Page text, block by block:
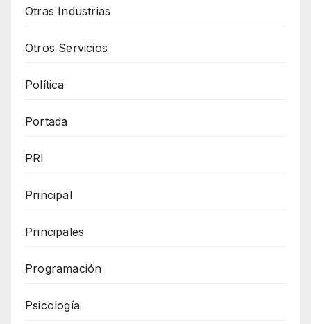
Otras Industrias
Otros Servicios
Política
Portada
PRI
Principal
Principales
Programación
Psicología